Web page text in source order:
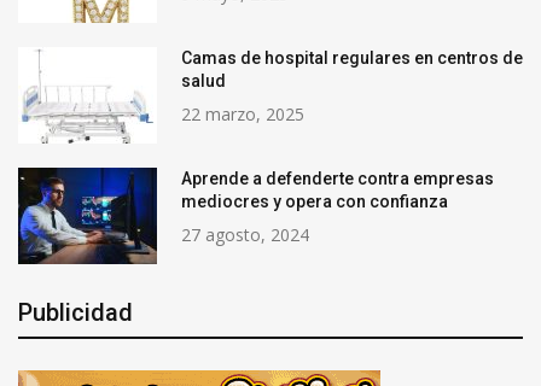
Camas de hospital regulares en centros de
salud
22 marzo, 2025
Aprende a defenderte contra empresas
mediocres y opera con confianza
27 agosto, 2024
Publicidad